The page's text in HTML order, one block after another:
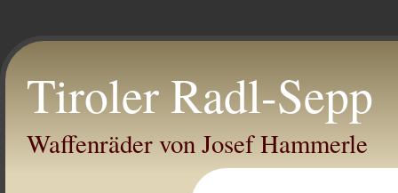
Tiroler Radl-Sepp
Waffenräder von Josef Hammerle